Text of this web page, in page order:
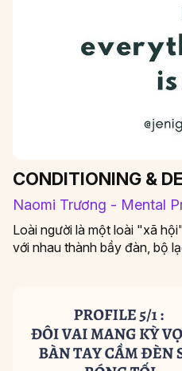
CONDITIONING &
Naomi Trương - Mental
Loài người là một loài "xã
với nhau thành bầy đàn, bộ